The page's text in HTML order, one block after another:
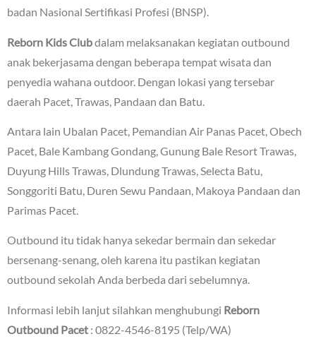
badan Nasional Sertifikasi Profesi (BNSP).
Reborn Kids Clubdalam melaksanakan kegiatan outbound
anak bekerjasama dengan beberapa tempat wisata dan
penyedia wahana outdoor. Dengan lokasi yang tersebar
daerah Pacet, Trawas, Pandaan dan Batu.
Antara lain Ubalan Pacet, Pemandian Air Panas Pacet, Obech
Pacet, Bale Kambang Gondang, Gunung Bale Resort Trawas,
Duyung Hills Trawas, Dlundung Trawas, Selecta Batu,
Songgoriti Batu, Duren Sewu Pandaan, Makoya Pandaan dan
Parimas Pacet.
Outbound itu tidak hanya sekedar bermain dan sekedar
bersenang-senang, oleh karena itu pastikan kegiatan
outbound sekolah Anda berbeda dari sebelumnya.
Informasi lebih lanjut silahkan menghubungi Reborn
Outbound Pacet : 0822-4546-8195 (Telp/WA)